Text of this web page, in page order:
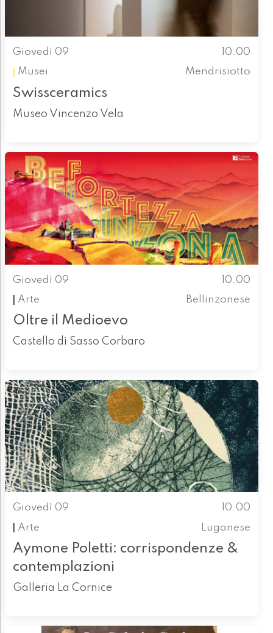
Giovedì 09
10.00
Musei
Mendrisiotto
Swissceramics
Museo Vincenzo Vela
Giovedì 09
10.00
Arte
Bellinzonese
Oltre il Medioevo
Castello di Sasso Corbaro
Giovedì 09
10.00
Arte
Luganese
Aymone Poletti: corrispondenze &
contemplazioni
Galleria La Cornice